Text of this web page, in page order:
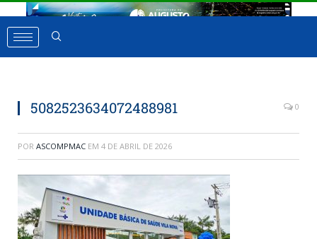
5082523634072488981 0
POR ASCOMPMAC EM 4 DE ABRIL DE 2026